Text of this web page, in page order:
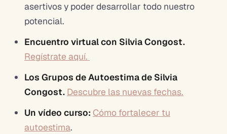
asertivos y poder desarrollar todo nuestro
potencial.
Encuentro virtual con Silvia Congost.
Regístrate aquí.
Los Grupos de Autoestima de Silvia
Congost. Descubre las nuevas fechas.
Un vídeo curso: Cómo fortalecer tu
autoestima.